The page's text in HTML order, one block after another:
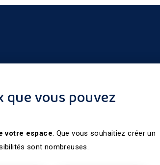
vous pouvez
votre espace. Que vous souhaitiez créer un
sont nombreuses.